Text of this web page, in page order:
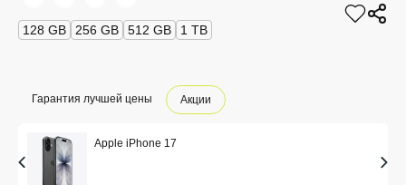
128 GB 256 GB 512 GB 1 TB
Гарантия лучшей цены Акции
Apple iPhone 17